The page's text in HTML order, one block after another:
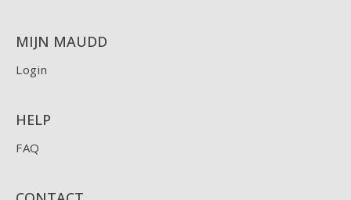
MIJN MAUDD
Login
HELP
FAQ